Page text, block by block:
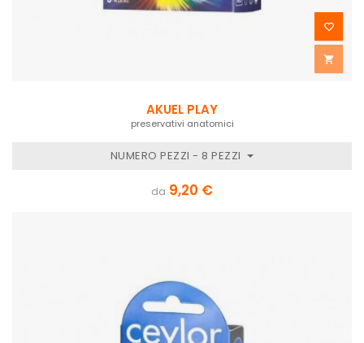


AKUEL PLAY
preservativi anatomici
NUMERO PEZZI - 8 PEZZI
da 9,20 €